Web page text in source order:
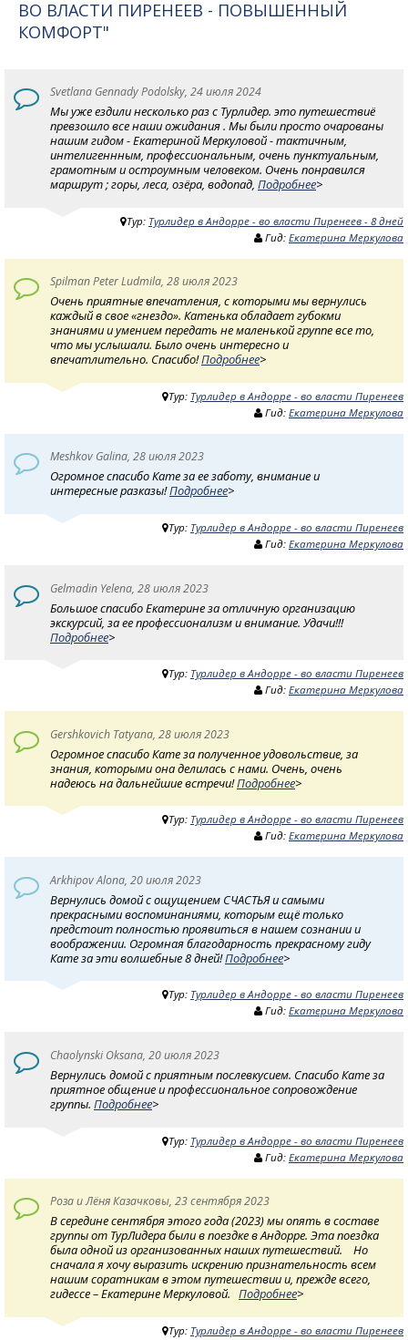
ВО ВЛАСТИ ПИРЕНЕЕВ - ПОВЫШЕННЫЙ
КОМФОРТ"
Svetlana Gennady Podolsky, 24 июля 2024
Мы уже ездили несколько раз с Турлидер. это путешествиё
превзошло все наши ожидания . Мы были просто очарованы
нашим гидом - Екатериной Меркуловой - тактичным,
интелигеннным, профессиональным, очень пунктуальным,
грамотным и остроумным человеком. Очень понравился
маршрут ; горы, леса, озёра, водопад, Подробнее>
Тур: Турлидер в Андорре - во власти Пиренеев - 8 дней
Гид: Екатерина Меркулова
Spilman Peter Ludmila, 28 июля 2023
Очень приятные впечатления, с которыми мы вернулись
каждый в свое «гнездо». Катенька обладает губокми
знаниями и умением передать не маленькой группе все то,
что мы услышали. Было очень интересно и
впечатлительно. Спасибо!Подробнее>
Тур: Турлидер в Андорре - во власти Пиренеев
Гид: Екатерина Меркулова
Meshkov Galina, 28 июля 2023
Огромное спасибо Кате за ее заботу, внимание и
интересные разказы!Подробнее>
Тур: Турлидер в Андорре - во власти Пиренеев
Гид: Екатерина Меркулова
Gelmadin Yelena, 28 июля 2023
Большое спасибо Екатерине за отличную организацию
экскурсий, за ее профессионализм и внимание. Удачи!!!
Подробнее>
Тур: Турлидер в Андорре - во власти Пиренеев
Гид: Екатерина Меркулова
Gershkovich Tatyana, 28 июля 2023
Огромное спасибо Кате за полученное удовольствие, за
знания, которыми она делилась с нами. Очень, очень
надеюсь на дальнейшие встречи!Подробнее>
Тур: Турлидер в Андорре - во власти Пиренеев
Гид: Екатерина Меркулова
Arkhipov Alona, 20 июля 2023
Вернулись домой с ощущением СЧАСТЬЯ и самыми
прекрасными воспоминаниями, которым ещё только
предстоит полностью проявиться в нашем сознании и
воображении. Огромная благодарность прекрасному гиду
Кате за эти волшебные 8 дней!Подробнее>
Тур: Турлидер в Андорре - во власти Пиренеев
Гид: Екатерина Меркулова
Chaolynski Oksana, 20 июля 2023
Вернулись домой с приятным послевкусием. Спасибо Кате за
приятное общение и профессиональное сопровождение
группы. Подробнее>
Тур: Турлидер в Андорре - во власти Пиренеев
Гид: Екатерина Меркулова
Роза и Лёня Казачковы, 23 сентября 2023
В середине сентября этого года (2023) мы опять в составе
группы от ТурЛидера были в поездке в Андорре. Эта поездка
была одной из организованных наших путешествий. Но
сначала я хочу выразить искрению признательность всем
нашим соратникам в этом путешествии и, прежде всего,
гидессе – Екатерине Меркуловой. Подробнее>
Тур: Турлидер в Андорре - во власти Пиренеев